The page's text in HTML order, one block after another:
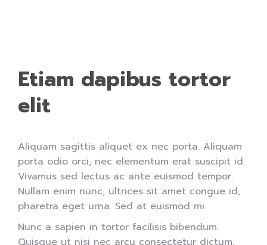
Etiam dapibus tortor
elit
Aliquam sagittis aliquet ex nec porta. Aliquam
porta odio orci, nec elementum erat suscipit id.
Vivamus sed lectus ac ante euismod tempor.
Nullam enim nunc, ultrices sit amet congue id,
pharetra eget urna. Sed at euismod mi.
Nunc a sapien in tortor facilisis bibendum.
Quisque ut nisi nec arcu consectetur dictum.